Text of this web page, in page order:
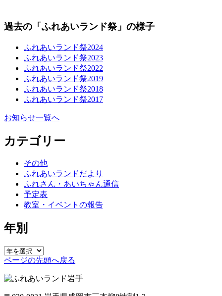
過去の「ふれあいランド祭」の様子
ふれあいランド祭2024
ふれあいランド祭2023
ふれあいランド祭2022
ふれあいランド祭2019
ふれあいランド祭2018
ふれあいランド祭2017
お知らせ一覧へ
カテゴリー
その他
ふれあいランドだより
ふれさん・あいちゃん通信
予定表
教室・イベントの報告
年別
ページの先頭へ戻る